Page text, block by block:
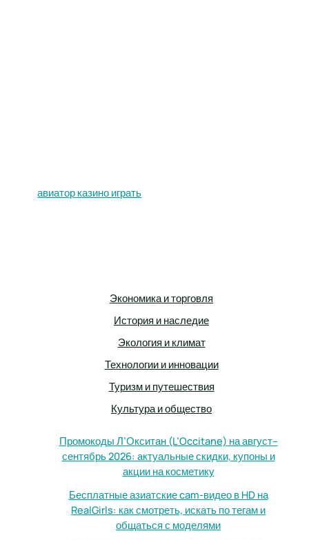
авиатор казино играть
Экономика и торговля
История и наследие
Экология и климат
Технологии и инновации
Туризм и путешествия
Культура и общество
Промокоды Л’Окситан (L’Occitane) на август–
сентябрь 2026: актуальные скидки, купоны и
акции на косметику
Бесплатные азиатские cam-видео в HD на
RealGirls: как смотреть, искать по тегам и
общаться с моделями